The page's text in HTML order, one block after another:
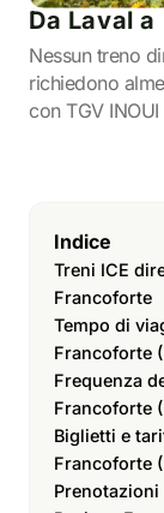
Da Laval
Nessun treno
richiedono
con TGV
Indice
Treni ICE
Francoforte
Tempo di
Francoforte
Frequenza
Francoforte
Biglietti e
Francoforte